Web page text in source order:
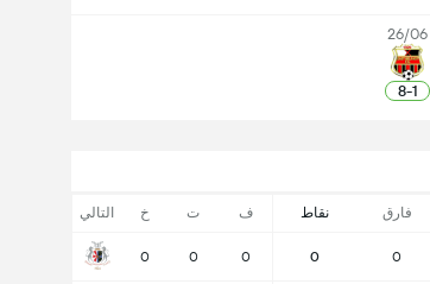
26/06
1
-
8
فارق نقاط ف ت خ التالي
0
0
0
0
0